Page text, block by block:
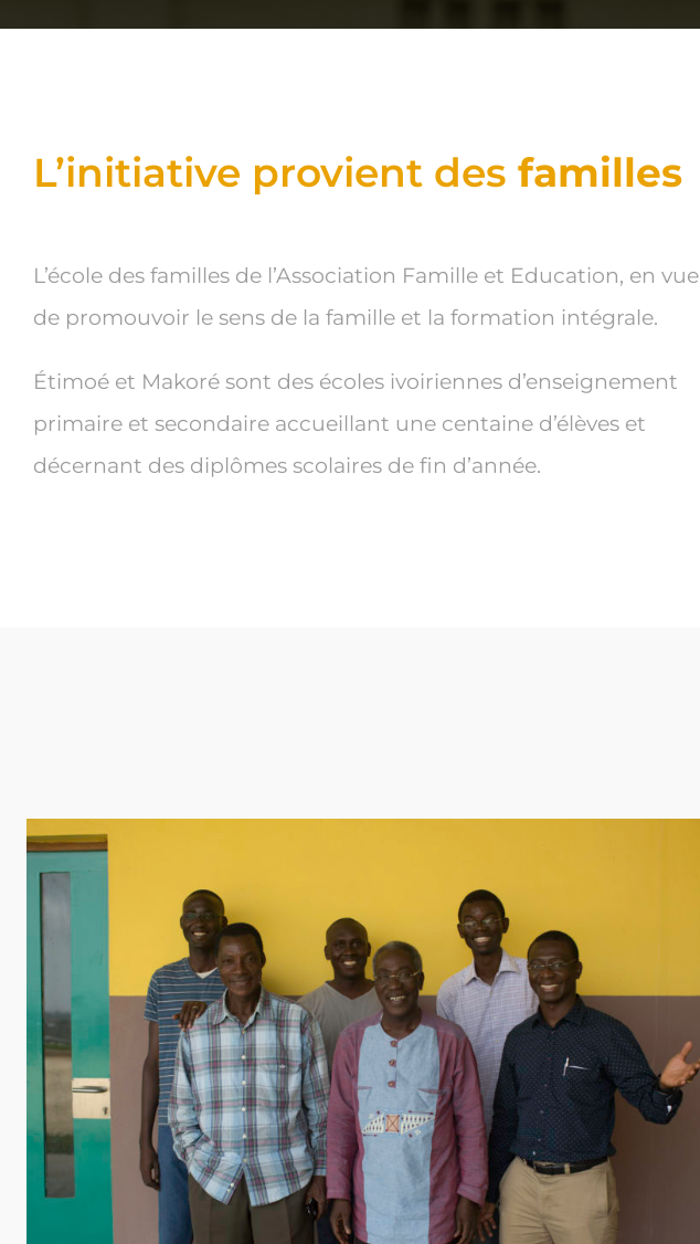
L’initiative provient des familles
L’école des familles de l’Association Famille et Education, en vue
de promouvoir le sens de la famille et la formation intégrale.
Étimoé et Makoré sont des écoles ivoiriennes d’enseignement
primaire et secondaire accueillant une centaine d’élèves et
décernant des diplômes scolaires de fin d’année.